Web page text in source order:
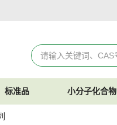
标准品 小分子化合物